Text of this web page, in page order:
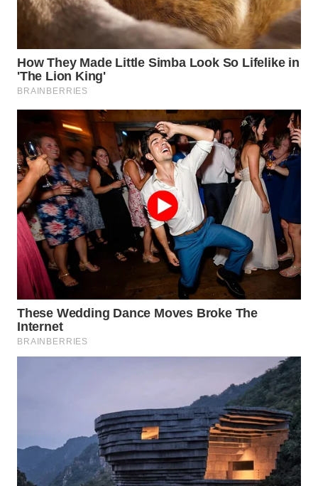
MALUT
DAIRI
WN
DANAU
TOBA
WN
NIAS
WN
LANGKAT
WN
TAPANULI
SELATAN
WN
WN
SIMALUNGUN